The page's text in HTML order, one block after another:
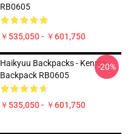
RB0605
￥535,050 - ￥601,750
Haikyuu Backpacks - Kenma -
Backpack RB0605
￥535,050 - ￥601,750
-20%